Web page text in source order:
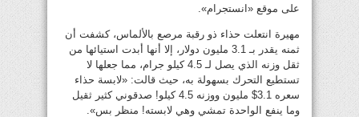
على موقع «انستجرام».
مهيرة انتعلت حذاء ذو رقبة مرصع بالألماس، كشفت أن
ثمنه يقدر بـ 3.1 مليون دولار، إلا أنها أبدت استيائها من
ثقل وزنه الذي يصل لـ 4.5 كيلو جرام، مما جعلها لا
تستطيع التحرك بسهولة به، حيث قالت: «لابسة حذاء
سعره 3.1$ مليون ووزنه 4.5 كيلو! صدقوني كثير ثقيل
وما ينفع الواحدة تمشي وهي لابسته! منظر بس».